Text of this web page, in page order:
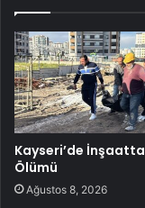
Kayseri’de
Ölümü
Ağustos 8, 2026